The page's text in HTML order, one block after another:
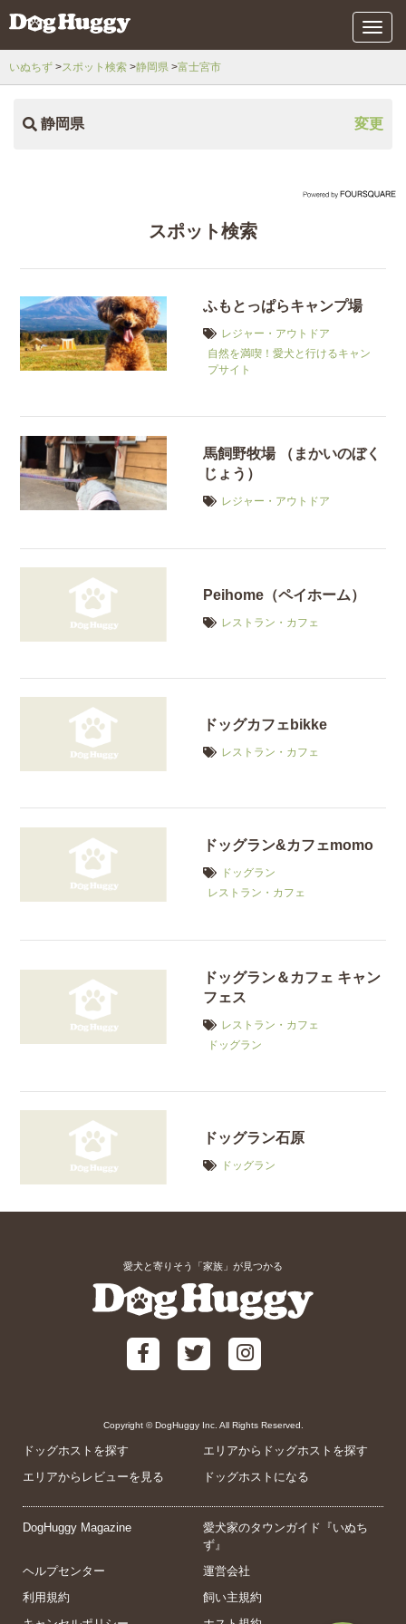
メ
ニ
いぬちず スポット検索 静岡県 富士宮市
静岡県 変更
スポット検索
ふもとっぱらキャンプ場
レジャー・アウトドア
自然を満喫！愛犬と行けるキャン
プサイト
馬飼野牧場 （まかいのぼく
じょう）
レジャー・アウトドア
Peihome（ペイホーム）
レストラン・カフェ
ドッグカフェbikke
レストラン・カフェ
ドッグラン&カフェmomo
ドッグラン
レストラン・カフェ
ドッグラン＆カフェ キャン
フェス
レストラン・カフェ
ドッグラン
ドッグラン石原
ドッグラン
愛犬と寄りそう「家族」が見つかる
Copyright © DogHuggy Inc. All Rights Reserved.
ドッグホストを探す
エリアからドッグホストを探す
エリアからレビューを見る
ドッグホストになる
DogHuggy Magazine
愛犬家のタウンガイド『いぬち
ず』
ヘルプセンター
運営会社
利用規約
飼い主規約